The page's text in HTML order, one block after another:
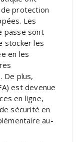
protection
Les
passe sont
stocker les
en les
De plus,
est devenue
en ligne,
sécurité en
au-